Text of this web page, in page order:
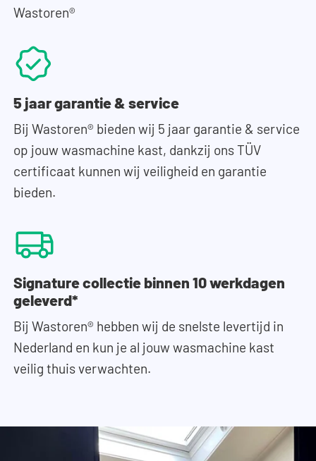
Wastoren®
5 jaar garantie & service
Bij Wastoren® bieden wij 5 jaar garantie & service
op jouw wasmachine kast, dankzij ons TÜV
certificaat kunnen wij veiligheid en garantie
bieden.
Signature collectie binnen 10 werkdagen
geleverd*
Bij Wastoren® hebben wij de snelste levertijd in
Nederland en kun je al jouw wasmachine kast
veilig thuis verwachten.